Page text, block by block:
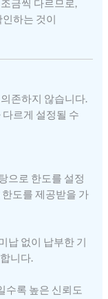
금씩 다르므로,
하는 것이
존하지 않습니다.
르게 설정될 수
으로 한도를 설정
도를 제공받을 가
납 없이 납부한 기
니다.
수록 높은 신뢰도